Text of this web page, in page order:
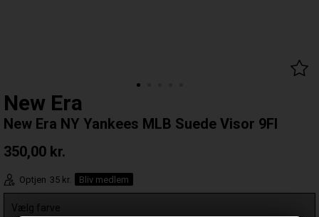
New Era
New Era NY Yankees MLB Suede Visor 9FI
350,00 kr.
Optjen 35 kr. Bliv medlem